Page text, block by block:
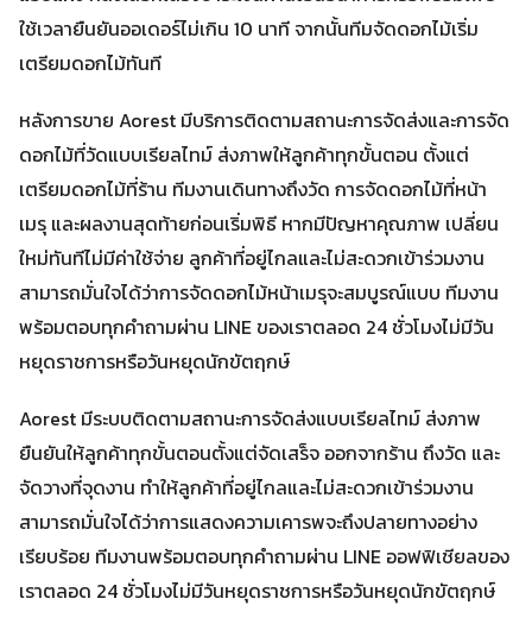
ใช้เวลายืนยันออเดอร์ไม่เกิน 10 นาที จากนั้นทีมจัดดอกไม้เริ่ม
เตรียมดอกไม้ทันที
หลังการขาย Aorest มีบริการติดตามสถานะการจัดส่งและการจัด
ดอกไม้ที่วัดแบบเรียลไทม์ ส่งภาพให้ลูกค้าทุกขั้นตอน ตั้งแต่
เตรียมดอกไม้ที่ร้าน ทีมงานเดินทางถึงวัด การจัดดอกไม้ที่หน้า
เมรุ และผลงานสุดท้ายก่อนเริ่มพิธี หากมีปัญหาคุณภาพ เปลี่ยน
ใหม่ทันทีไม่มีค่าใช้จ่าย ลูกค้าที่อยู่ไกลและไม่สะดวกเข้าร่วมงาน
สามารถมั่นใจได้ว่าการจัดดอกไม้หน้าเมรุจะสมบูรณ์แบบ ทีมงาน
พร้อมตอบทุกคำถามผ่าน LINE ของเราตลอด 24 ชั่วโมงไม่มีวัน
หยุดราชการหรือวันหยุดนักขัตฤกษ์
Aorest มีระบบติดตามสถานะการจัดส่งแบบเรียลไทม์ ส่งภาพ
ยืนยันให้ลูกค้าทุกขั้นตอนตั้งแต่จัดเสร็จ ออกจากร้าน ถึงวัด และ
จัดวางที่จุดงาน ทำให้ลูกค้าที่อยู่ไกลและไม่สะดวกเข้าร่วมงาน
สามารถมั่นใจได้ว่าการแสดงความเคารพจะถึงปลายทางอย่าง
เรียบร้อย ทีมงานพร้อมตอบทุกคำถามผ่าน LINE ออฟฟิเชียลของ
เราตลอด 24 ชั่วโมงไม่มีวันหยุดราชการหรือวันหยุดนักขัตฤกษ์